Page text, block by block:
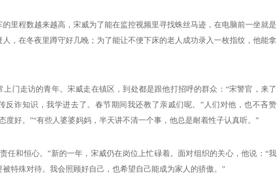
里程数越来越高，宋威为了能在监控视频里寻找蛛丝马迹，在电脑前一坐就是
，在冬夜里蹲守好几晚；为了能让不便下床的老人成功录入一枚指纹，他能拿
门走访的青年。宋威走在镇区，到处都是跟他打招呼的群众：“宋警官，来了
反诈知识，我学进去了。春节期间我还教了亲戚们呢。”人们对他，也不吝赞
度好。”“有些人婆婆妈妈，半天讲不清一个事，他总是耐着性子认真听。”
任和恒心。”新的一年，宋威仍在岗位上忙碌着。面对组织的关心，他说：“我
特殊对待。我会照顾好自己，也希望自己能成为家人的骄傲。”